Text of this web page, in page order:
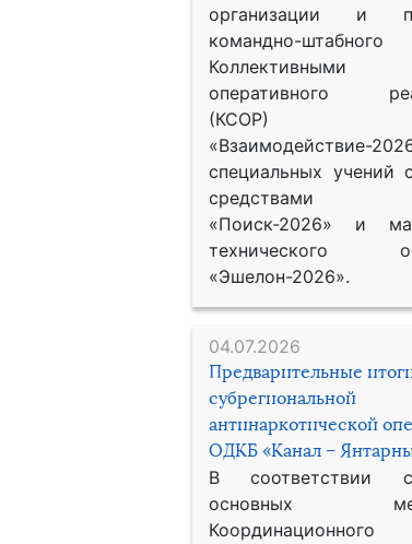
организации и
командно-
оперативного
(КСОР)
«Взаимодействие-
специальных учений
средствами
«Поиск-2026» и
технического
«Эшелон-2026».
04.07.2026
Предварительные
субрегиональной
антинаркотической
ОДКБ «Канал –
В соответствии
основных